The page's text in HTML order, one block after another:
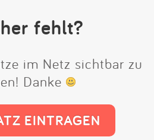
fehlt?
im Netz sichtbar zu
Danke
EINTRAGEN